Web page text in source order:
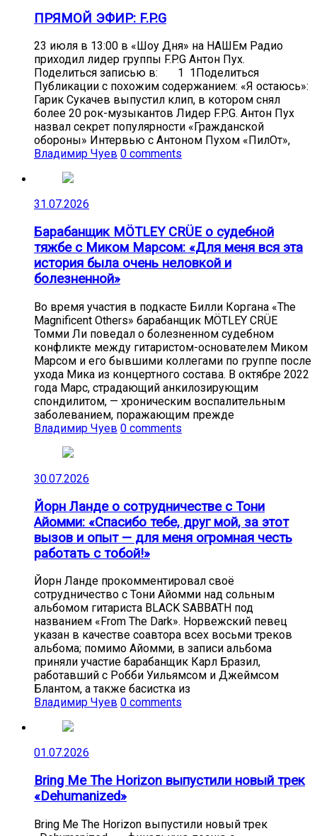
ПРЯМОЙ ЭФИР: F.P.G
23 июля в 13:00 в «Шоу Дня» на НАШЕм Радио
приходил лидер группы F.P.G Антон Пух.
Поделиться записью в: 1 1Поделиться
Публикации с похожим содержанием: «Я остаюсь»:
Гарик Сукачев выпустил клип, в котором снял
более 20 рок-музыкантов Лидер F.P.G. Антон Пух
назвал секрет популярности «Гражданской
обороны» Интервью с Антоном Пухом «ПилОт»,
Владимир Чуев 0 comments
31.07.2026
Барабанщик MÖTLEY CRÜE о судебной
тяжбе с Миком Марсом: «Для меня вся эта
история была очень неловкой и
болезненной»
Во время участия в подкасте Билли Коргана «The
Magnificent Others» барабанщик MÖTLEY CRÜE
Томми Ли поведал о болезненном судебном
конфликте между гитаристом-основателем Миком
Марсом и его бывшими коллегами по группе после
ухода Мика из концертного состава. В октябре 2022
года Марс, страдающий анкилозирующим
спондилитом, — хроническим воспалительным
заболеванием, поражающим прежде
Владимир Чуев 0 comments
30.07.2026
Йорн Ланде о сотрудничестве с Тони
Айомми: «Спасибо тебе, друг мой, за этот
вызов и опыт — для меня огромная честь
работать с тобой!»
Йорн Ланде прокомментировал своё
сотрудничество с Тони Айомми над сольным
альбомом гитариста BLACK SABBATH под
названием «From The Dark». Норвежский певец
указан в качестве соавтора всех восьми треков
альбома; помимо Айомми, в записи альбома
приняли участие барабанщик Карл Бразил,
работавший с Робби Уильямсом и Джеймсом
Блантом, а также басистка из
Владимир Чуев 0 comments
01.07.2026
Bring Me The Horizon выпустили новый трек
«Dehumanized»
Bring Me The Horizon выпустили новый трек